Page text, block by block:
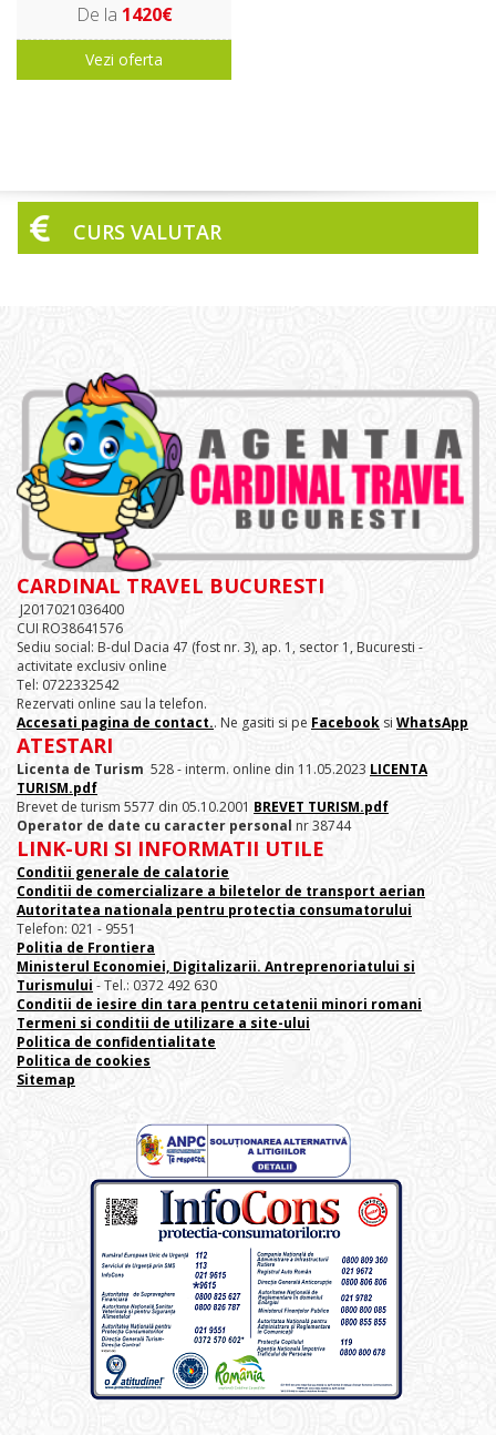
De la 1420€
Vezi oferta
CURS VALUTAR
CARDINAL TRAVEL BUCURESTI
J2017021036400
CUI RO38641576
Sediu social: B-dul Dacia 47 (fost nr. 3), ap. 1, sector 1, Bucuresti -
activitate exclusiv online
Tel: 0722332542
Rezervati online sau la telefon.
Accesati pagina de contact.. Ne gasiti si pe Facebook si WhatsApp
ATESTARI
Licenta de Turism 528 - interm. online din 11.05.2023 LICENTA
TURISM.pdf
Brevet de turism 5577 din 05.10.2001 BREVET TURISM.pdf
Operator de date cu caracter personal nr 38744
LINK-URI SI INFORMATII UTILE
Conditii generale de calatorie
Conditii de comercializare a biletelor de transport aerian
Autoritatea nationala pentru protectia consumatorului
Telefon: 021 - 9551
Politia de Frontiera
Ministerul Economiei, Digitalizarii. Antreprenoriatului si
Turismului - Tel.: 0372 492 630
Conditii de iesire din tara pentru cetatenii minori romani
Termeni si conditii de utilizare a site-ului
Politica de confidentialitate
Politica de cookies
Sitemap